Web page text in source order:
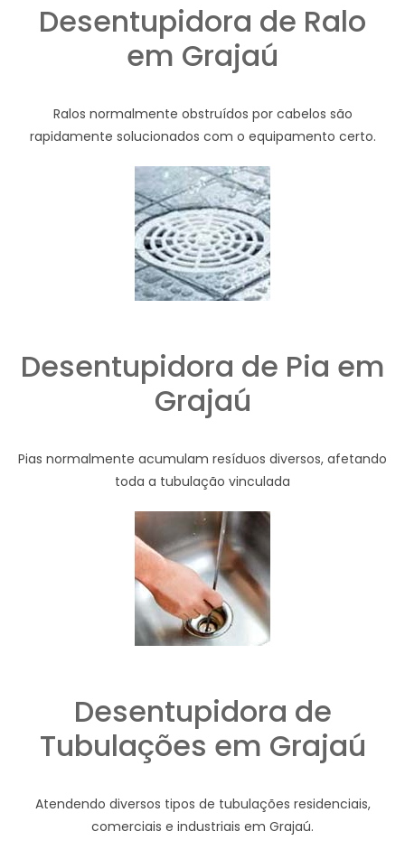
Desentupidora de Ralo
em Grajaú
Ralos normalmente obstruídos por cabelos são
rapidamente solucionados com o equipamento certo.
Desentupidora de Pia em
Grajaú
Pias normalmente acumulam resíduos diversos, afetando
toda a tubulação vinculada
Desentupidora de
Tubulações em Grajaú
Atendendo diversos tipos de tubulações residenciais,
comerciais e industriais em Grajaú.